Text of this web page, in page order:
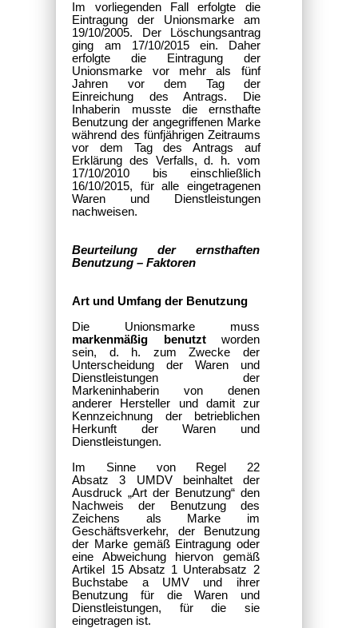
Im vorliegenden Fall erfolgte die
Eintragung der Unionsmarke am
19/10/2005. Der Löschungsantrag
ging am 17/10/2015 ein. Daher
erfolgte die Eintragung der
Unionsmarke vor mehr als fünf
Jahren vor dem Tag der
Einreichung des Antrags. Die
Inhaberin musste die ernsthafte
Benutzung der angegriffenen Marke
während des fünfjährigen Zeitraums
vor dem Tag des Antrags auf
Erklärung des Verfalls, d. h. vom
17/10/2010 bis einschließlich
16/10/2015, für alle eingetragenen
Waren und Dienstleistungen
nachweisen.
Beurteilung der ernsthaften
Benutzung – Faktoren
Art und Umfang der Benutzung
Die Unionsmarke muss
markenmäßig benutztworden
sein, d. h. zum Zwecke der
Unterscheidung der Waren und
Dienstleistungen der
Markeninhaberin von denen
anderer Hersteller und damit zur
Kennzeichnung der betrieblichen
Herkunft der Waren und
Dienstleistungen.
Im Sinne von Regel 22
Absatz 3 UMDV beinhaltet der
Ausdruck „Art der Benutzung“ den
Nachweis der Benutzung des
Zeichens als Marke im
Geschäftsverkehr, der Benutzung
der Marke gemäß Eintragung oder
eine Abweichung hiervon gemäß
Artikel 15 Absatz 1 Unterabsatz 2
Buchstabe a UMV und ihrer
Benutzung für die Waren und
Dienstleistungen, für die sie
eingetragen ist.